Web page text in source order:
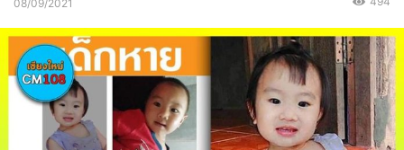
08/09/2021